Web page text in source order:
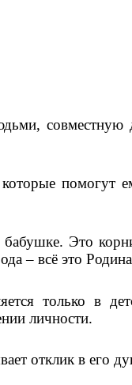
совместную
помогут
Это
– всё это
только в
личности.
отклик в его